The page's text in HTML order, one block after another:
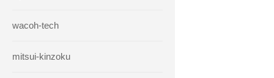
wacoh-tech
mitsui-kinzoku